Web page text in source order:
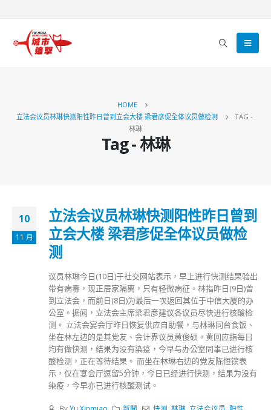
HOME
立法会议员林琳快测阳性昨日曾到立会大楼 梁君彦促全体议员做检测
TAG -
林琳
Tag - 林琳
10
11 月
立法会议员林琳快测阳性昨日曾到
立会大楼 梁君彦促全体议员做检
测
议员林琳今日(10日)于社交网站表示，早上进行快测结果验出
带有病毒，现正居家隔离，只有轻微病征。林指昨日(9日)曾
到立法会，而前日(8日)为最后一次返回其位于中信大厦的办
公室。据闻，立法会主席梁君彦建议各议员尽快进行核酸检
测。 立法会宴会厅昨日恢复供应自助餐，与林琳同台食饭、
坐在林左边的是其党友、会计界议员黄俊硕。黄回应指每日
均有做快测，结果为没有染疫，今早与办公室同事已进行核
酸检测，正在等待结果。 而坐在林琳右边的党友陈恒镔表
示，仅在宴会厅逗留5分钟，今日已经进行快测，结果为没有
染疫，今早亦已进行核酸测试。